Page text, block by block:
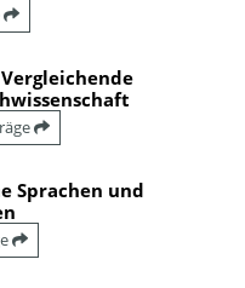
Sprachen und